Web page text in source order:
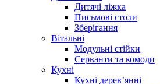
Дитячі ліжка
Письмові столи
Зберігання
Вітальні
Модульні стійки
Серванти та комоди
Кухні
Кухні дерев’янні